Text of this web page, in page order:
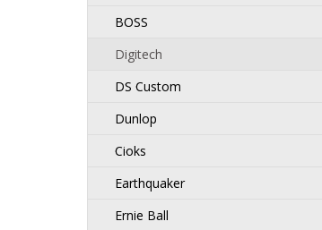
BOSS
Digitech
DS Custom
Dunlop
Cioks
Earthquaker
Ernie Ball